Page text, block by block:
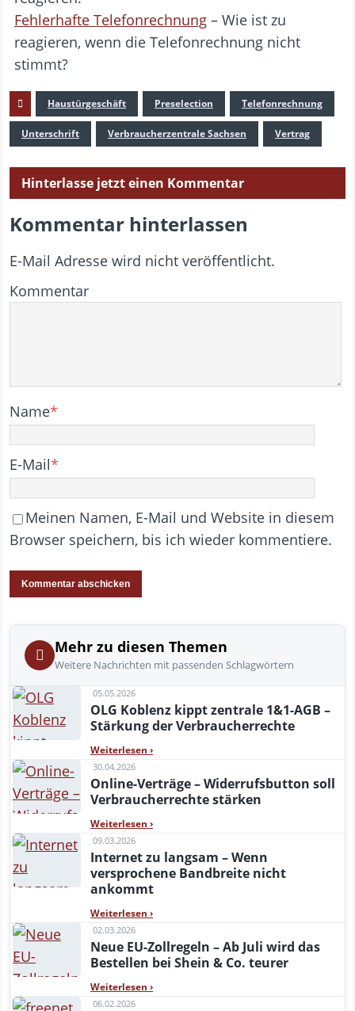
Fehlerhafte Telefonrechnung – Wie ist zu
reagieren, wenn die Telefonrechnung nicht
stimmt?
Haustürgeschäft Preselection Telefonrechnung
Unterschrift Verbraucherzentrale Sachsen Vertrag
Hinterlasse jetzt einen Kommentar
Kommentar hinterlassen
E-Mail Adresse wird nicht veröffentlicht.
Kommentar
Name*
E-Mail*
Meinen Namen, E-Mail und Website in diesem
Browser speichern, bis ich wieder kommentiere.
Mehr zu diesen Themen
Weitere Nachrichten mit passenden Schlagwörtern
05.05.2026
OLG Koblenz kippt zentrale 1&1-AGB –
Stärkung der Verbraucherrechte
Weiterlesen ›
30.04.2026
Online-Verträge – Widerrufsbutton soll
Verbraucherrechte stärken
Weiterlesen ›
09.03.2026
Internet zu langsam – Wenn
versprochene Bandbreite nicht
ankommt
Weiterlesen ›
02.03.2026
Neue EU-Zollregeln – Ab Juli wird das
Bestellen bei Shein & Co. teurer
Weiterlesen ›
06.02.2026